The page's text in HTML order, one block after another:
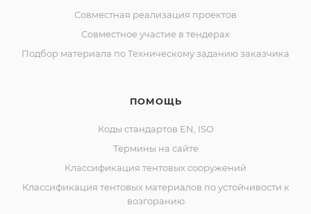
Совместная реализация проектов
Совместное участие в тендерах
Подбор материала по Техническому заданию заказчика
ПОМОЩЬ
Коды стандартов EN, ISO
Термины на сайте
Классификация тентовых сооружений
Классификация тентовых материалов по устойчивости к
возгоранию